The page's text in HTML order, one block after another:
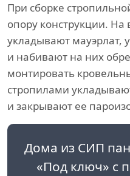
При сборке
опору конструкции. На
укладывают мауэрлат,
и набивают на них
монтировать
стропилами
и закрывают ее
Дома из СИП
«Под ключ» с